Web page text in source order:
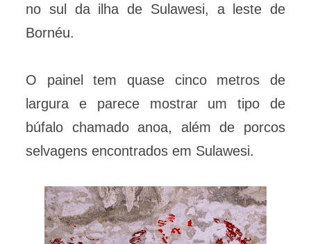
no sul da ilha de Sulawesi, a leste de
Bornéu.
O painel tem quase cinco metros de
largura e parece mostrar um tipo de
búfalo chamado anoa, além de porcos
selvagens encontrados em Sulawesi.